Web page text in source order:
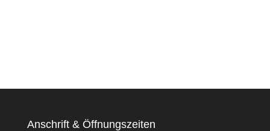
Anschrift & Öffnungszeiten